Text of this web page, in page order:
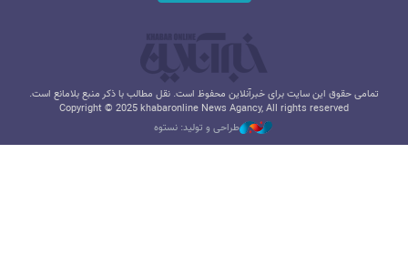
تمامی حقوق این سایت برای خبرآنلاین محفوظ است. نقل مطالب با ذکر منبع بلامانع است.
Copyright © 2025 khabaronline News Agancy, All rights reserved
طراحی و تولید: نستوه